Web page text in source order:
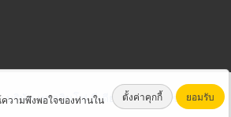
บริษัท เทเลอินโฟ มีเดีย จำกัด (มหาชน)
วามพึงพอใจของท่านใน
ตั้งค่าคุกกี้ ยอมรับ